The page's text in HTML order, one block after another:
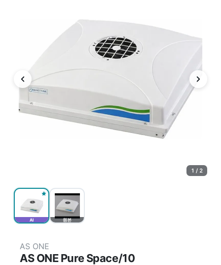
AI 원본
1 / 2
AS ONE
AS ONE Pure Space/10